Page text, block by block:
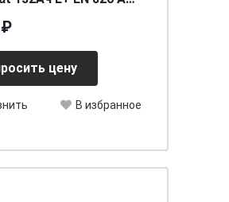
цену
В избранное